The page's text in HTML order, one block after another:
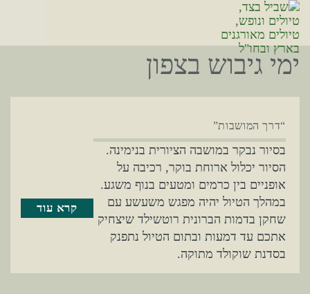
ימי גיבוש בצפון
“דרך המושבות”
בסיור נבקר במושבה הציורית בנימינה.
הסיור יכלול ארוחת בוקר, רכיבה על
אופניים בין כרמים ומטעים בנוף משגע.
במהלך הטיול יהיה מפגש משעשע עם
שחקן בדמות הברונית רוטשילד שיצחיק
אתכם עד דמעות ובתום הטיול נתפנק
בסדנת שוקולד מתוקה.
קרא עוד